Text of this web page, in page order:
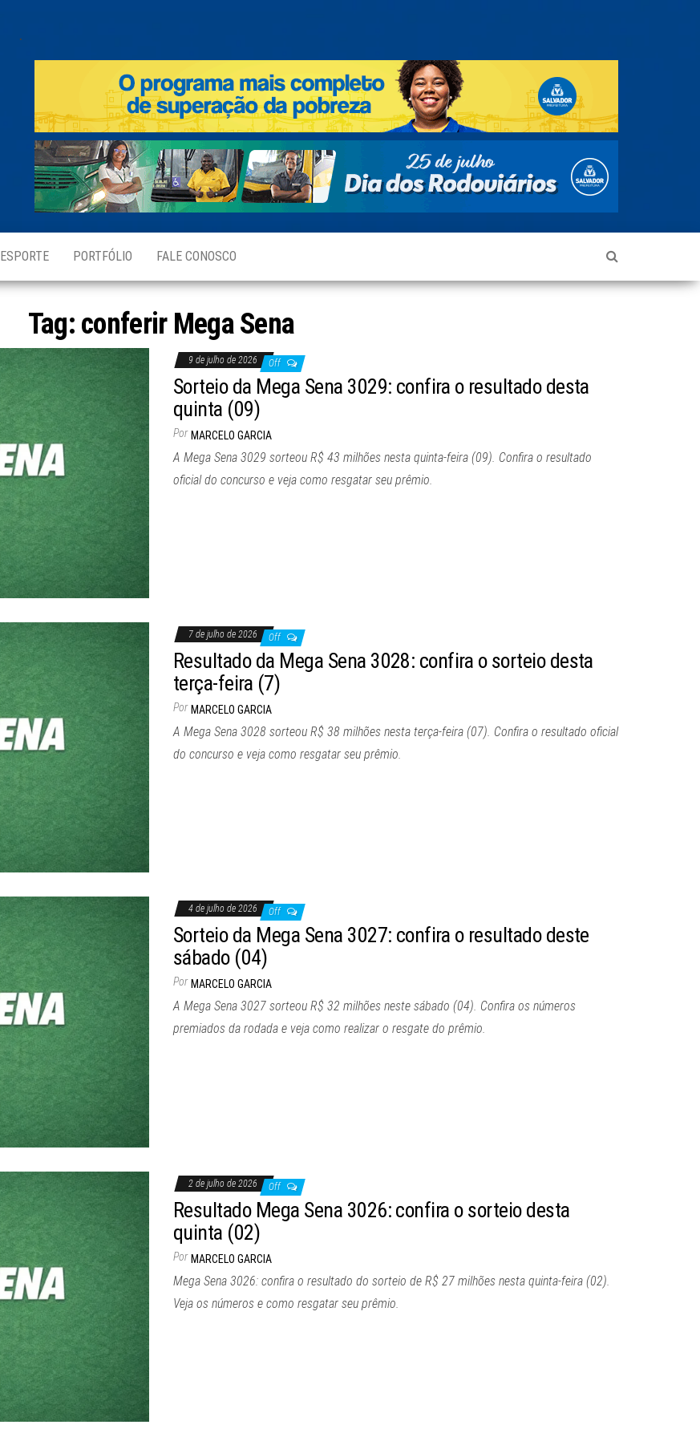
.
ESPORTE PORTFÓLIO FALE CONOSCO
Tag: conferir Mega Sena
9 de julho de 2026 Off
Sorteio da Mega Sena 3029: confira o resultado desta
quinta (09)
Por MARCELO GARCIA
A Mega Sena 3029 sorteou R$ 43 milhões nesta quinta-feira (09). Confira o resultado
oficial do concurso e veja como resgatar seu prêmio.
7 de julho de 2026 Off
Resultado da Mega Sena 3028: confira o sorteio desta
terça-feira (7)
Por MARCELO GARCIA
A Mega Sena 3028 sorteou R$ 38 milhões nesta terça-feira (07). Confira o resultado oficial
do concurso e veja como resgatar seu prêmio.
4 de julho de 2026 Off
Sorteio da Mega Sena 3027: confira o resultado deste
sábado (04)
Por MARCELO GARCIA
A Mega Sena 3027 sorteou R$ 32 milhões neste sábado (04). Confira os números
premiados da rodada e veja como realizar o resgate do prêmio.
2 de julho de 2026 Off
Resultado Mega Sena 3026: confira o sorteio desta
quinta (02)
Por MARCELO GARCIA
Mega Sena 3026: confira o resultado do sorteio de R$ 27 milhões nesta quinta-feira (02).
Veja os números e como resgatar seu prêmio.